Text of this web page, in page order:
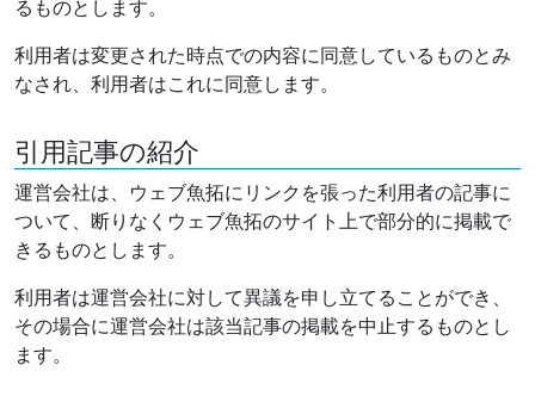
るものとします。
利用者は変更された時点での内容に同意しているものとみ
なされ、利用者はこれに同意します。
引用記事の紹介
運営会社は、ウェブ魚拓にリンクを張った利用者の記事に
ついて、断りなくウェブ魚拓のサイト上で部分的に掲載で
きるものとします。
利用者は運営会社に対して異議を申し立てることができ、
その場合に運営会社は該当記事の掲載を中止するものとし
ます。